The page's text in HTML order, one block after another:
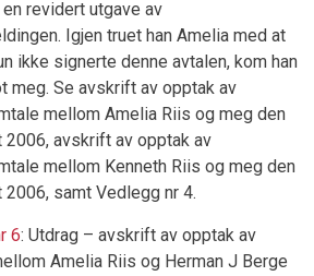
revidert utgave av
Igjen truet han Amelia med at
ikke signerte denne avtalen, kom han
meg. Se avskrift av opptak av
mellom Amelia Riis og meg den
2006, avskrift av opptak av
mellom Kenneth Riis og meg den
2006, samt Vedlegg nr 4.
6: Utdrag – avskrift av opptak av
Amelia Riis og Herman J Berge